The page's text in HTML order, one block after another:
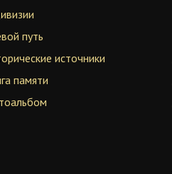
путь
источники
памяти